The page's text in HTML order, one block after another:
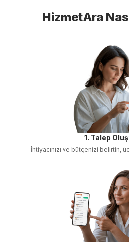
HizmetAra
1. Talep
İhtiyacınızı ve bütçenizi belirtin,